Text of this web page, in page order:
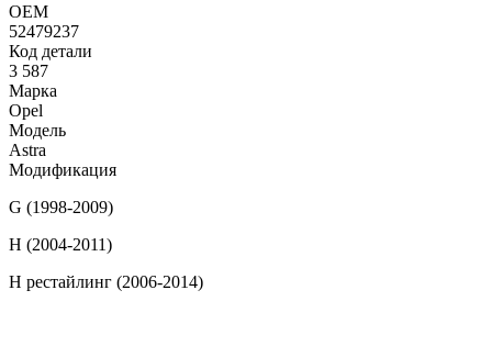
ОЕМ
52479237
Код детали
3 587
Марка
Opel
Модель
Astra
Модификация
G (1998-2009)
H (2004-2011)
H рестайлинг (2006-2014)